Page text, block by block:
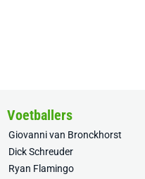
Voetballers
Giovanni van Bronckhorst
Dick Schreuder
Ryan Flamingo